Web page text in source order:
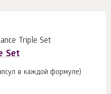
Set
в каждой формуле)